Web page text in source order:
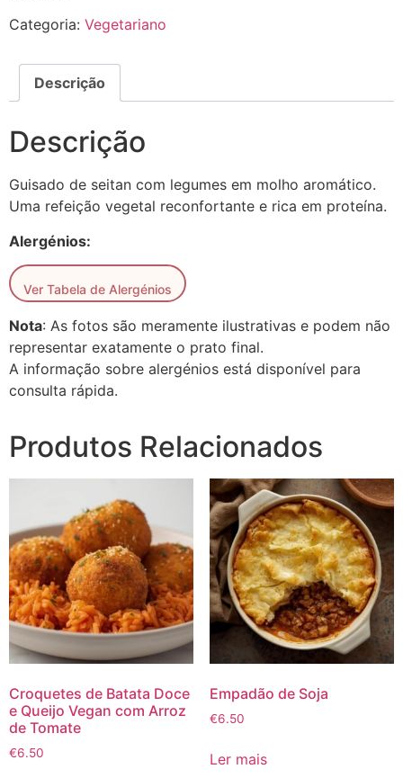
Categoria: Vegetariano
Descrição
Descrição
Guisado de seitan com legumes em molho aromático.
Uma refeição vegetal reconfortante e rica em proteína.
Alergénios:
Ver Tabela de Alergénios
Nota: As fotos são meramente ilustrativas e podem não
representar exatamente o prato final.
A informação sobre alergénios está disponível para
consulta rápida.
Produtos Relacionados
Croquetes de Batata Doce
e Queijo Vegan com Arroz
de Tomate
€6.50
Empadão de Soja
€6.50
Ler mais